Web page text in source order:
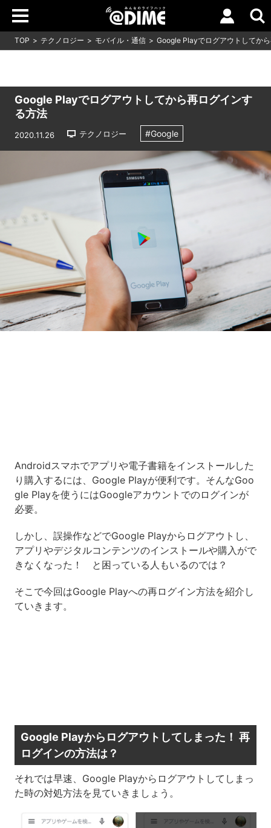
TOP テクノロジー モバイル・通信 Google Playでログアウトしてか
Google Playでログアウトしてから再ログインす
る方法
2020.11.26 テクノロジー #Google
Androidスマホでアプリや電子書籍をインストールした
り購入するには、Google Playが便利です。そんなGoo
gle Playを使うにはGoogleアカウントでのログインが
必要。
しかし、誤操作などでGoogle Playからログアウトし、
アプリやデジタルコンテンツのインストールや購入がで
きなくなった！ と困っている人もいるのでは？
そこで今回はGoogle Playへの再ログイン方法を紹介し
ていきます。
Google Playからログアウトしてしまった！ 再
ログインの方法は？
それでは早速、Google Playからログアウトしてしまっ
た時の対処方法を見ていきましょう。